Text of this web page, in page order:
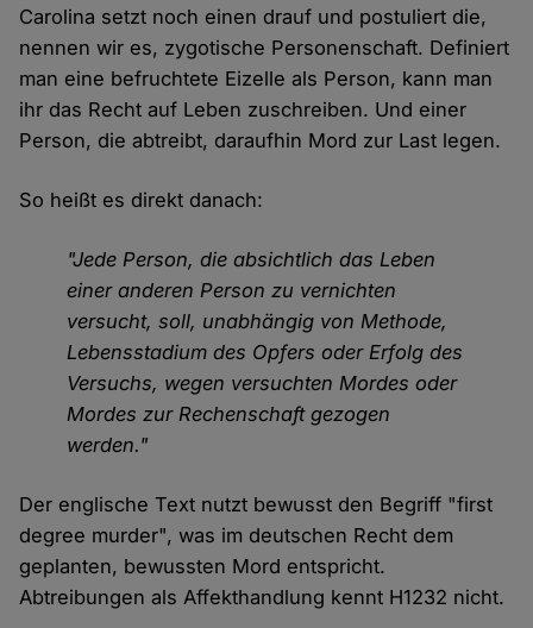
Carolina setzt noch einen drauf und postuliert die,
nennen wir es, zygotische Personenschaft. Definiert
man eine befruchtete Eizelle als Person, kann man
ihr das Recht auf Leben zuschreiben. Und einer
Person, die abtreibt, daraufhin Mord zur Last legen.
So heißt es direkt danach:
"Jede Person, die absichtlich das Leben
einer anderen Person zu vernichten
versucht, soll, unabhängig von Methode,
Lebensstadium des Opfers oder Erfolg des
Versuchs, wegen versuchten Mordes oder
Mordes zur Rechenschaft gezogen
werden."
Der englische Text nutzt bewusst den Begriff "first
degree murder", was im deutschen Recht dem
geplanten, bewussten Mord entspricht.
Abtreibungen als Affekthandlung kennt H1232 nicht.